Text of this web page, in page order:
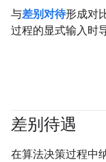
与差别对待形成对
过程的显式输入时
差别待遇
在算法决策过程中